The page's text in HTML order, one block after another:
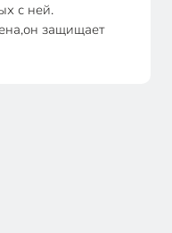
с ней.
защищает